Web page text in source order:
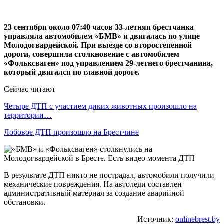
23 сентября около 07:40 часов 33-летняя брестчанка
управляла автомобилем «БМВ» и двигалась по улице
Молодогвардейской. При выезде со второстепенной
дороги, совершила столкновение с автомобилем
«Фольксваген» под управлением 29-летнего брестчанина,
который двигался по главной дороге.
Сейчас читают
Четыре ДТП с участием диких животных произошло на
территории…
Лобовое ДТП произошло на Брестчине
В результате ДТП никто не пострадал, автомобили получили
механические повреждения. На автоледи составлен
административный материал за создание аварийной
обстановки.
Источник: onlinebrest.by